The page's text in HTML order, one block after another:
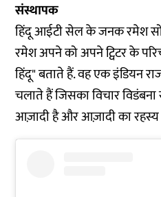
संस्थापक
हिंदू आईटी सेल के जनक रमेश
रमेश अपने को अपने ट्विटर के
हिंदू" बताते हैं. वह एक इंडियन
चलाते हैं जिसका विचार
आज़ादी है और आज़ादी का